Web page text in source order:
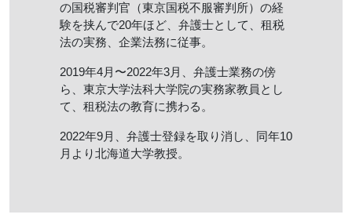
の国税審判官（東京国税不服審判所）の経
験を挟んで20年ほど、弁護士として、租税
法の実務、企業法務に従事。
2019年4月〜2022年3月、弁護士業務の傍
ら、東京大学法科大学院の実務家教員とし
て、租税法の教育に携わる。
2022年9月、弁護士登録を取り消し、同年10
月より北海道大学教授。